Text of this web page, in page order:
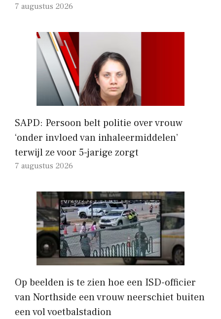
7 augustus 2026
SAPD: Persoon belt politie over vrouw
‘onder invloed van inhaleermiddelen’
terwijl ze voor 5-jarige zorgt
7 augustus 2026
Op beelden is te zien hoe een ISD-officier
van Northside een vrouw neerschiet buiten
een vol voetbalstadion